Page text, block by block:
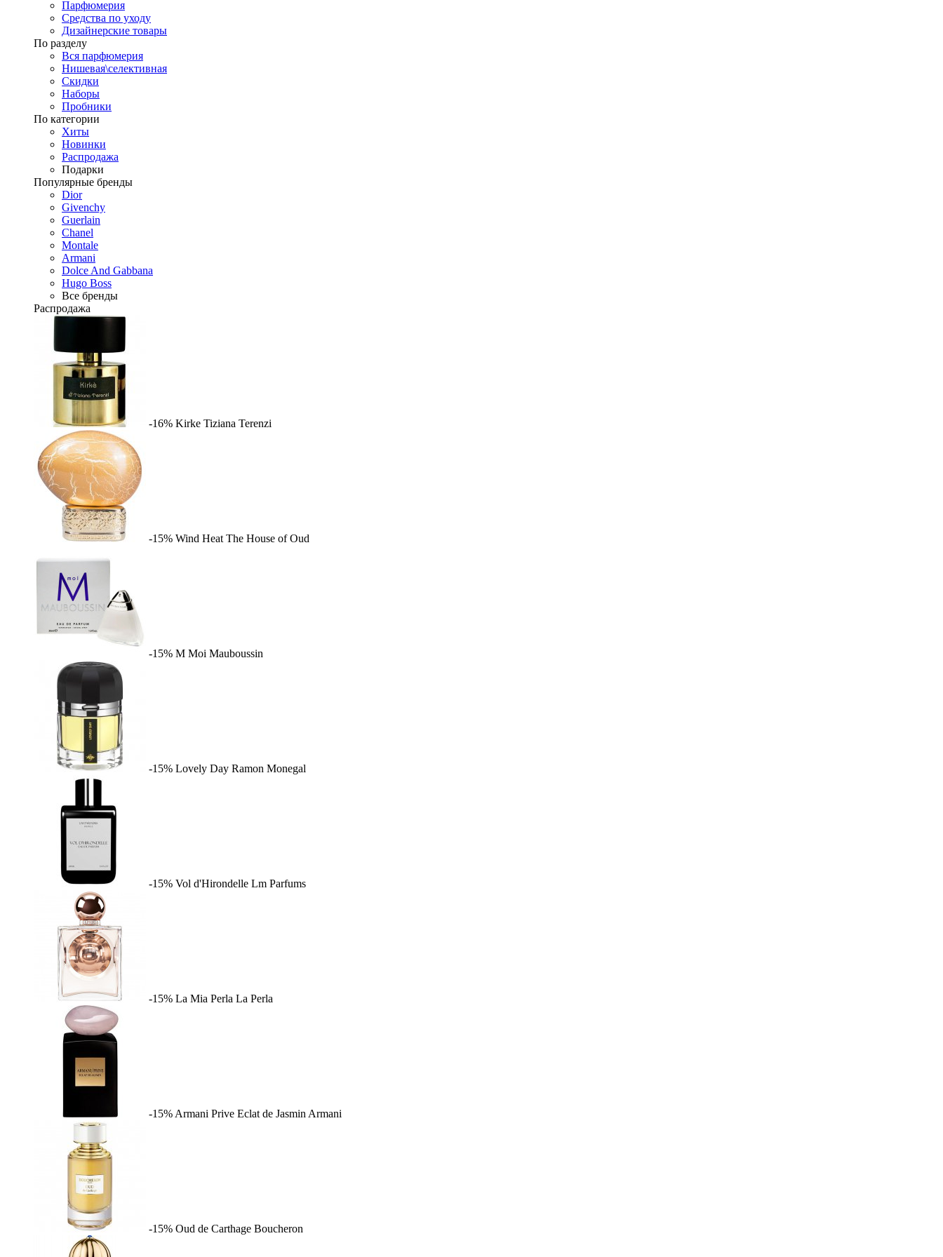
Парфюмерия
Средства по уходу
Дизайнерские товары
По разделу
Вся парфюмерия
Нишевая\селективная
Скидки
Наборы
Пробники
По категории
Хиты
Новинки
Распродажа
Подарки
Популярные бренды
Dior
Givenchy
Guerlain
Chanel
Montale
Armani
Dolce And Gabbana
Hugo Boss
Все бренды
Распродажа
-16% Kirke Tiziana Terenzi
-15% Wind Heat The House of Oud
-15% M Moi Mauboussin
-15% Lovely Day Ramon Monegal
-15% Vol d'Hirondelle Lm Parfums
-15% La Mia Perla La Perla
-15% Armani Prive Eclat de Jasmin Armani
-15% Oud de Carthage Boucheron